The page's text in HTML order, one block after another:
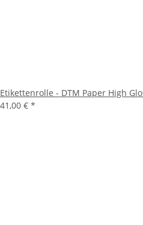
Etikettenrolle - DTM Paper High
41,00 € *